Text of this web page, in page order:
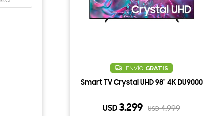
ENVÍO GRATIS
Smart TV Crystal UHD 98" 4K DU9000
USD 3.299 USD 4.999